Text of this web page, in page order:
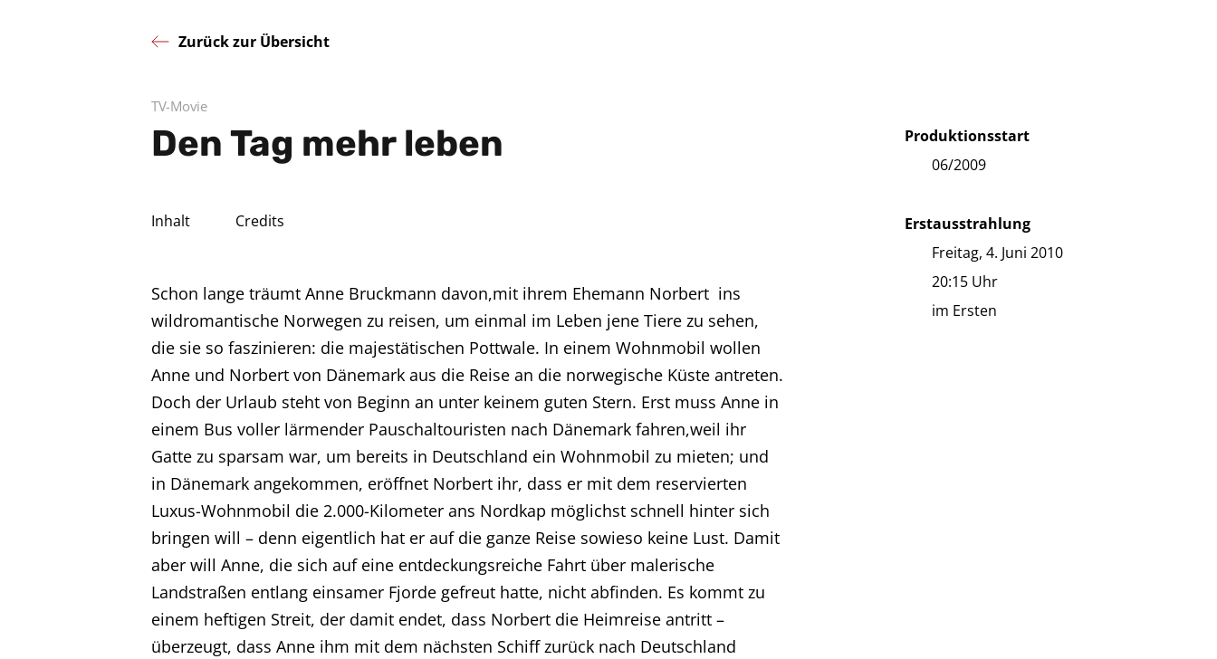
Zurück zur Übersicht
TV-Movie
Den Tag mehr leben
Inhalt Credits
Schon lange träumt Anne Bruckmann davon,mit ihrem Ehemann Norbert ins
wildromantische Norwegen zu reisen, um einmal im Leben jene Tiere zu sehen,
die sie so faszinieren: die majestätischen Pottwale. In einem Wohnmobil wollen
Anne und Norbert von Dänemark aus die Reise an die norwegische Küste antreten.
Doch der Urlaub steht von Beginn an unter keinem guten Stern. Erst muss Anne in
einem Bus voller lärmender Pauschaltouristen nach Dänemark fahren,weil ihr
Gatte zu sparsam war, um bereits in Deutschland ein Wohnmobil zu mieten; und
in Dänemark angekommen, eröffnet Norbert ihr, dass er mit dem reservierten
Luxus-Wohnmobil die 2.000-Kilometer ans Nordkap möglichst schnell hinter sich
bringen will – denn eigentlich hat er auf die ganze Reise sowieso keine Lust. Damit
aber will Anne, die sich auf eine entdeckungsreiche Fahrt über malerische
Landstraßen entlang einsamer Fjorde gefreut hatte, nicht abfinden. Es kommt zu
einem heftigen Streit, der damit endet, dass Norbert die Heimreise antritt –
überzeugt, dass Anne ihm mit dem nächsten Schiff zurück nach Deutschland
Produktionsstart
06/2009
Erstausstrahlung
Freitag, 4. Juni 2010
20:15 Uhr
im Ersten